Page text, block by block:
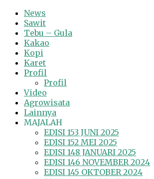
News
Sawit
Tebu – Gula
Kakao
Kopi
Karet
Profil
Profil
Video
Agrowisata
Lainnya
MAJALAH
EDISI 153 JUNI 2025
EDISI 152 MEI 2025
EDISI 148 JANUARI 2025
EDISI 146 NOVEMBER 2024
EDISI 145 OKTOBER 2024